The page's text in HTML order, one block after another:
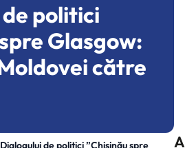
politici
Glasgow:
către
Dialogului de politici ”Chișinău spre